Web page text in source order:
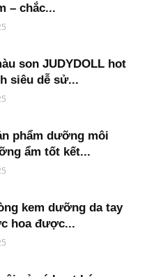
– chắc...
son JUDYDOLL hot
siêu dễ sử...
phẩm dưỡng môi
ẩm tốt kết...
kem dưỡng da tay
hoa được...